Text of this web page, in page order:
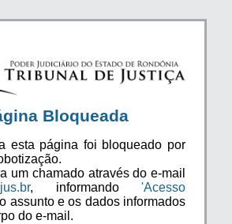
Bloqueada
esta página foi bloqueado por
um chamado através do e-mail
, informando 'Acesso
assunto e os dados informados
do e-mail.